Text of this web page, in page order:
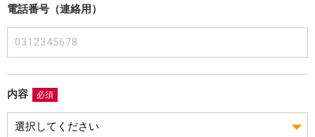
電話番号（連絡用）
内容 必須